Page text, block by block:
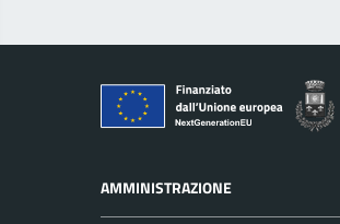
AMMINISTRAZIONE